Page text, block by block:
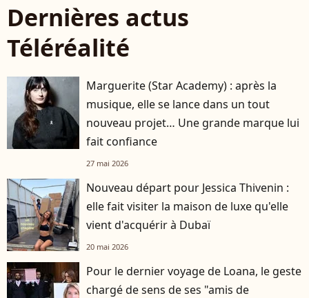
Dernières actus
Téléréalité
Marguerite (Star Academy) : après la
musique, elle se lance dans un tout
nouveau projet… Une grande marque lui
fait confiance
27 mai 2026
Nouveau départ pour Jessica Thivenin :
elle fait visiter la maison de luxe qu'elle
vient d'acquérir à Dubaï
20 mai 2026
Pour le dernier voyage de Loana, le geste
chargé de sens de ses "amis de